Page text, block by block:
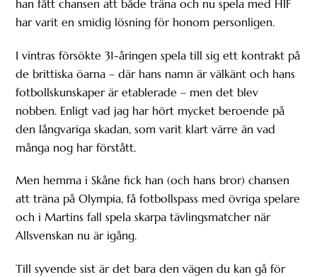
han fått chansen att både träna och nu spela med HIF
har varit en smidig lösning för honom personligen.
I vintras försökte 31-åringen spela till sig ett kontrakt på
de brittiska öarna – där hans namn är välkänt och hans
fotbollskunskaper är etablerade – men det blev
nobben. Enligt vad jag har hört mycket beroende på
den långvariga skadan, som varit klart värre än vad
många nog har förstått.
Men hemma i Skåne fick han (och hans bror) chansen
att träna på Olympia, få fotbollspass med övriga spelare
och i Martins fall spela skarpa tävlingsmatcher när
Allsvenskan nu är igång.
Till syvende sist är det bara den vägen du kan gå för